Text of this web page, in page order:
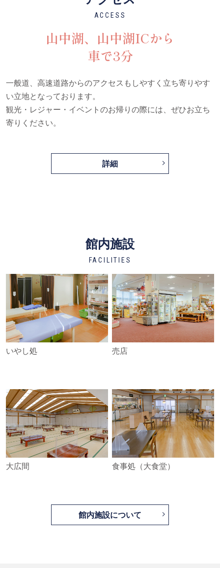
ACCESS
山中湖、山中湖ICから
車で3分
一般道、高速道路からのアクセスもしやすく立ち寄りやす
い立地となっております。
観光・レジャー・イベントのお帰りの際には、ぜひお立ち
寄りください。
詳細
館内施設
FACILITIES
いやし処 売店
大広間 食事処（大食堂）
館内施設について